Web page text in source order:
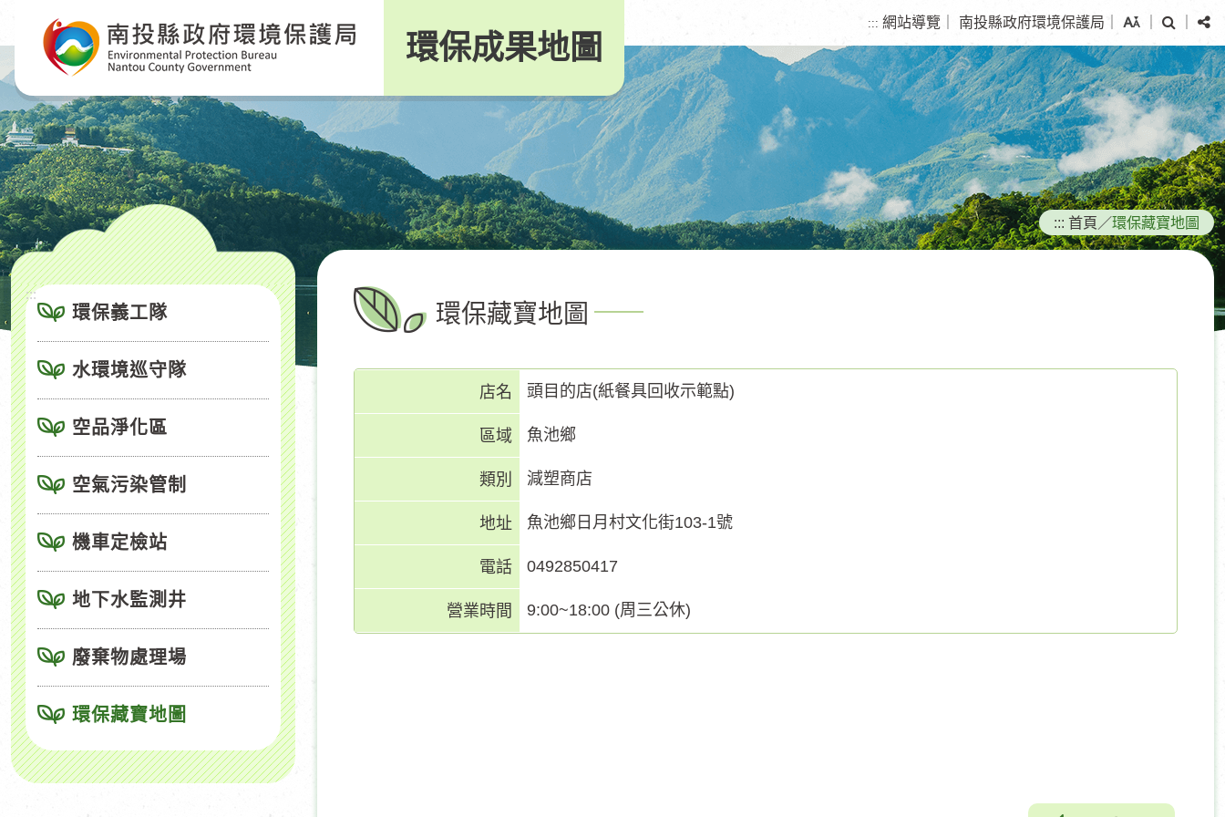
要
內
容
區
塊
環保成果地圖
::: 網站導覽 南投縣政府環境保護局
尋
分
享
:::
環保義工隊
水環境巡守隊
空品淨化區
空氣污染管制
機車定檢站
地下水監測井
廢棄物處理場
環保藏寶地圖
::: 首頁 ／環保藏寶地圖
環保藏寶地圖
店名 頭目的店(紙餐具回收示範點)
區域 魚池鄉
類別 減塑商店
地址 魚池鄉日月村文化街103-1號
電話 0492850417
營業時間 9:00~18:00 (周三公休)